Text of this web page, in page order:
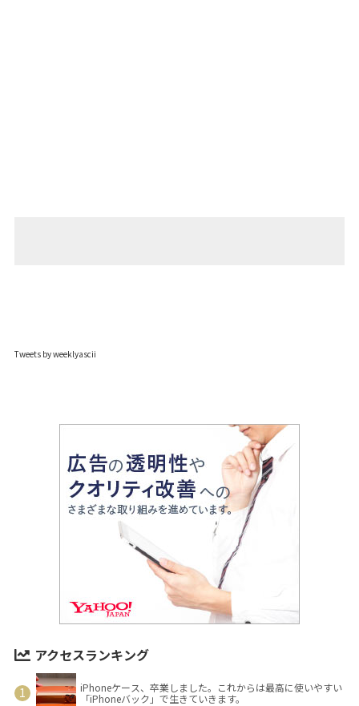
Tweets by weeklyascii
アクセスランキング
iPhoneケース、卒業しました。これからは最高に使いやすい
「iPhoneバック」で生きていきます。